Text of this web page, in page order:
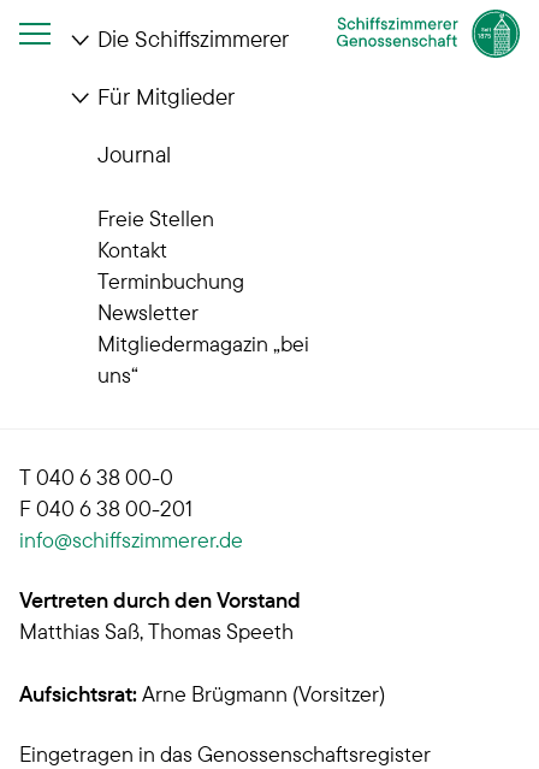
Die Schiffszimmerer
Für Mitglieder
Journal
Freie Stellen
Kontakt
Terminbuchung
Newsletter
Mitgliedermagazin „bei
uns“
Startseite
Impressum
Allgemeine Deutsche Schiffszimmerer-
Genossenschaft eG
Genossenschaftliches Wohnungsunternehmen
Rübenkamp 240
T 040 6 38 00-0
F 040 6 38 00-201
info
schiffszimmerer.de
Vertreten durch den Vorstand
Matthias Saß, Thomas Speeth
Aufsichtsrat:Arne Brügmann (Vorsitzer)
Eingetragen in das Genossenschaftsregister